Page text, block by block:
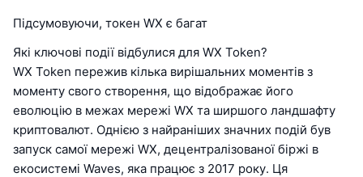
Підсумовуючи, токен WX є багат
Які ключові події відбулися для WX Token?
WX Token пережив кілька вирішальних моментів з
моменту свого створення, що відображає його
еволюцію в межах мережі WX та ширшого ландшафту
криптовалют. Однією з найраніших значних подій був
запуск самої мережі WX, децентралізованої біржі в
екосистемі Waves, яка працює з 2017 року. Ця